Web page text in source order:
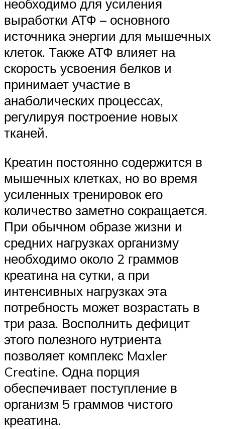
необходимо для усиления
выработки АТФ – основного
источника энергии для мышечных
клеток. Также АТФ влияет на
скорость усвоения белков и
принимает участие в
анаболических процессах,
регулируя построение новых
тканей.
Креатин постоянно содержится в
мышечных клетках, но во время
усиленных тренировок его
количество заметно сокращается.
При обычном образе жизни и
средних нагрузках организму
необходимо около 2 граммов
креатина на сутки, а при
интенсивных нагрузках эта
потребность может возрастать в
три раза. Восполнить дефицит
этого полезного нутриента
позволяет комплекс Maxler
Creatine. Одна порция
обеспечивает поступление в
организм 5 граммов чистого
креатина.